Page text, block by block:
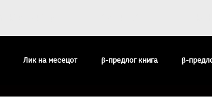
Лик на месецот β-предлог книга β-